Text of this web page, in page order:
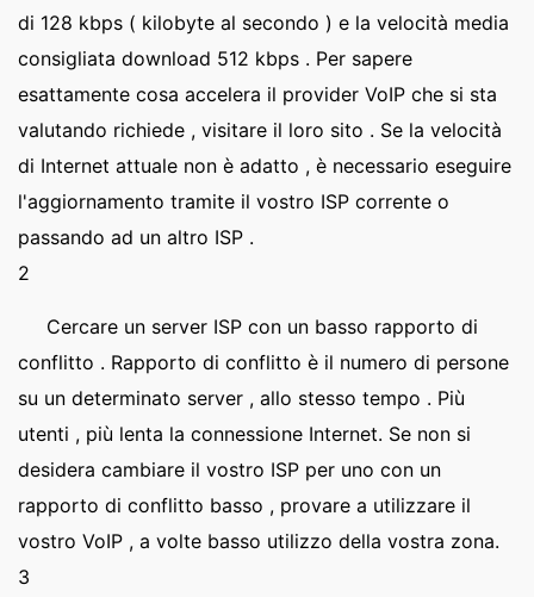
di 128 kbps ( kilobyte al secondo ) e la velocità media
consigliata download 512 kbps . Per sapere
esattamente cosa accelera il provider VoIP che si sta
valutando richiede , visitare il loro sito . Se la velocità
di Internet attuale non è adatto , è necessario eseguire
l'aggiornamento tramite il vostro ISP corrente o
passando ad un altro ISP .
2
Cercare un server ISP con un basso rapporto di
conflitto . Rapporto di conflitto è il numero di persone
su un determinato server , allo stesso tempo . Più
utenti , più lenta la connessione Internet. Se non si
desidera cambiare il vostro ISP per uno con un
rapporto di conflitto basso , provare a utilizzare il
vostro VoIP , a volte basso utilizzo della vostra zona.
3